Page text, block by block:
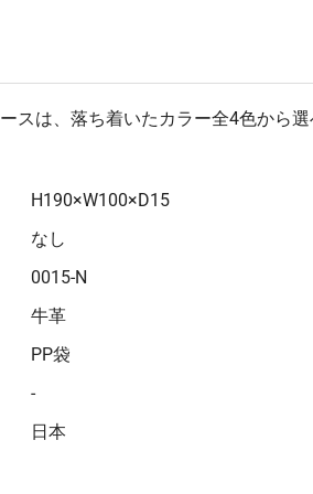
スは、落ち着いたカラー全4色から
H190×W100×D15
なし
0015-N
牛革
PP袋
-
日本